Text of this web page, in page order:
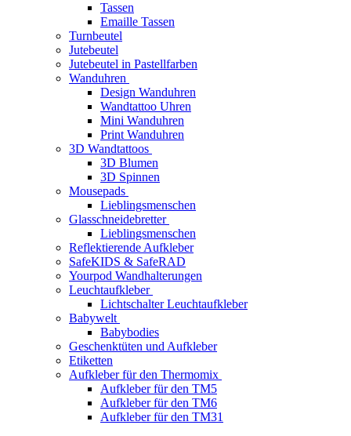
Tassen
Emaille Tassen
Turnbeutel
Jutebeutel
Jutebeutel in Pastellfarben
Wanduhren
Design Wanduhren
Wandtattoo Uhren
Mini Wanduhren
Print Wanduhren
3D Wandtattoos
3D Blumen
3D Spinnen
Mousepads
Lieblingsmenschen
Glasschneidebretter
Lieblingsmenschen
Reflektierende Aufkleber
SafeKIDS & SafeRAD
Yourpod Wandhalterungen
Leuchtaufkleber
Lichtschalter Leuchtaufkleber
Babywelt
Babybodies
Geschenktüten und Aufkleber
Etiketten
Aufkleber für den Thermomix
Aufkleber für den TM5
Aufkleber für den TM6
Aufkleber für den TM31